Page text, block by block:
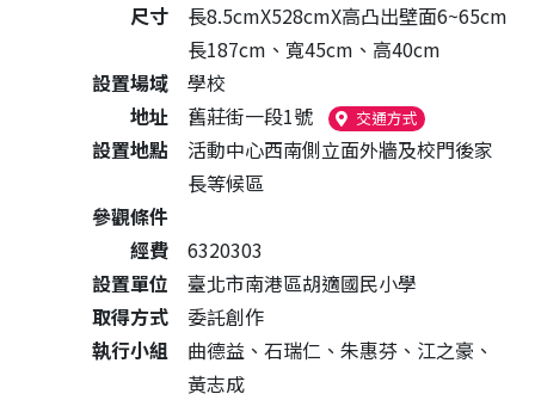
尺寸
長8.5cmX528cmX高凸出壁面6~65cm
長187cm、寬45cm、高40cm
設置場域
學校
地址
舊莊街一段1號 交通方式（另開新視窗）
設置地點
活動中心西南側立面外牆及校門後家
長等候區
參觀條件
經費
6320303
設置單位
臺北市南港區胡適國民小學
取得方式
委託創作
執行小組
曲德益、石瑞仁、朱惠芬、江之豪、
黃志成